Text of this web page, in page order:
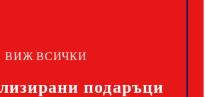
подаръци
ВИЖ ВСИЧКИ